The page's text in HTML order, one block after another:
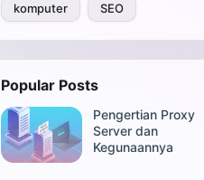
komputer SEO
Popular Posts
Pengertian Proxy
Server dan
Kegunaannya